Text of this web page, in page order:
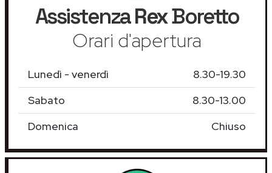
AssistenzaRexBoretto
Orari d'apertura
Lunedì - venerdì
8.30-19.30
Sabato
8.30-13.00
Domenica
Chiuso